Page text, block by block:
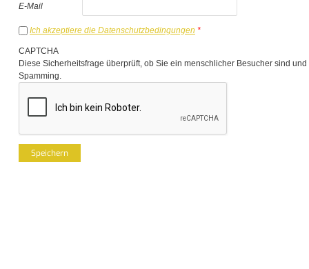
E-Mail
Ich akzeptiere die Datenschutzbedingungen *
CAPTCHA
Diese Sicherheitsfrage überprüft, ob Sie ein menschlicher Besucher sind
Spamming.